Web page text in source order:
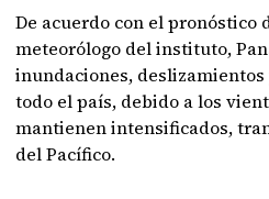
De acuerdo con el pronóstico
meteorólogo del instituto,
inundaciones,
todo el país, debido a los
mantienen intensificados,
del Pacífico.